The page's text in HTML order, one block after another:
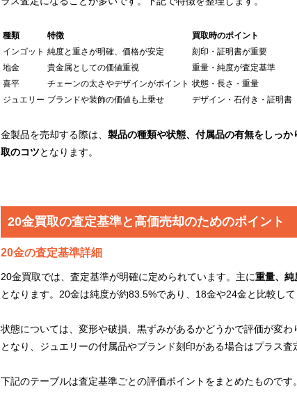
種類 特徴
買取時のポイント
インゴット 純度と重さが明確、価格が安定
刻印・証明書が重要
地金
貴金属としての価値重視
重量・純度が査定基準
喜平
チェーンの太さやデザインがポイント 状態・長さ・重量
ジュエリー ブランドや装飾の価値も上乗せ デザイン・石付き・証明書
金製品を売却する際は、 製品の種類や状態、付属品の有無をしっ
取のコツとなります。
20金買取の査定基準と高価売却のためのポイント
20金の査定基準詳細
20金買取では、査定基準が明確に定められています。主に重量、純
となります。20金は純度が約83.5%であり、18金や24金と比較し
状態については、変形や破損、黒ずみがあるかどうかで評価が変
となり、ジュエリーの付属品やブランド刻印がある場合はプラス査
下記のテーブルは査定基準ごとの評価ポイントをまとめたものです。